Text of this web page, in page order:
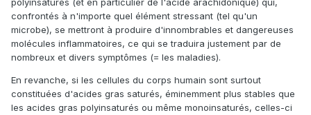
polyinsaturés (et en particulier de l'acide arachidonique) qui,
confrontés à n'importe quel élément stressant (tel qu'un
microbe), se mettront à produire d'innombrables et dangereuses
molécules inflammatoires, ce qui se traduira justement par de
nombreux et divers symptômes (= les maladies).
En revanche, si les cellules du corps humain sont surtout
constituées d'acides gras saturés, éminemment plus stables que
les acides gras polyinsaturés ou même monoinsaturés, celles-ci